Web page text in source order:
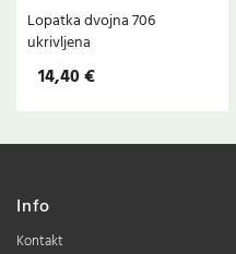
Lopatka dvojna 706
ukrivljena
14,40 €
Info
Kontakt